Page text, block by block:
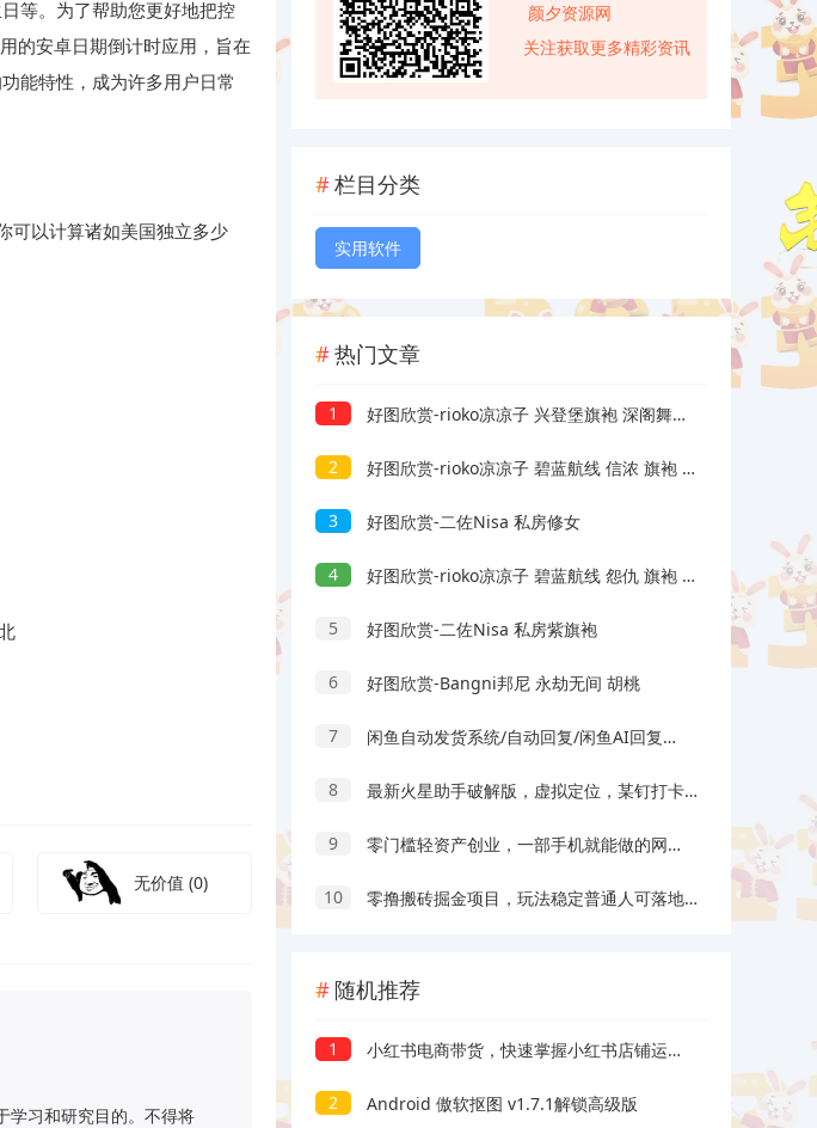
等。为了帮助您更好地把控
的安卓日期倒计时应用，旨在
能特性，成为许多用户日常
可以计算诸如美国独立多少
无价值(0)
学习和研究目的。不得将
颜夕资源网
关注获取更多精彩资讯
栏目分类
实用软件
热门文章
1 好图欣赏-rioko凉凉子 兴登堡旗袍 深阁舞戏
2 好图欣赏-rioko凉凉子 碧蓝航线 信浓 旗袍 相融一梦
3 好图欣赏-二佐Nisa 私房修女
4 好图欣赏-rioko凉凉子 碧蓝航线 怨仇 旗袍 杯盏盈芳华
5 好图欣赏-二佐Nisa 私房紫旗袍
6 好图欣赏-Bangni邦尼 永劫无间 胡桃
7 闲鱼自动发货系统/自动回复/闲鱼AI回复系统源码
8 最新火星助手破解版，虚拟定位，某钉打卡利器
9 零门槛轻资产创业，一部手机就能做的网盘拉新“神级赛道”玩法，简单粗暴月入10000+
10 零撸搬砖掘金项目，玩法稳定普通人可落地的长期副业，月收益轻松10000+
随机推荐
1 小红书电商带货，快速掌握小红书店铺运营，实现开店创收
2 Android 傲软抠图 v1.7.1解锁高级版